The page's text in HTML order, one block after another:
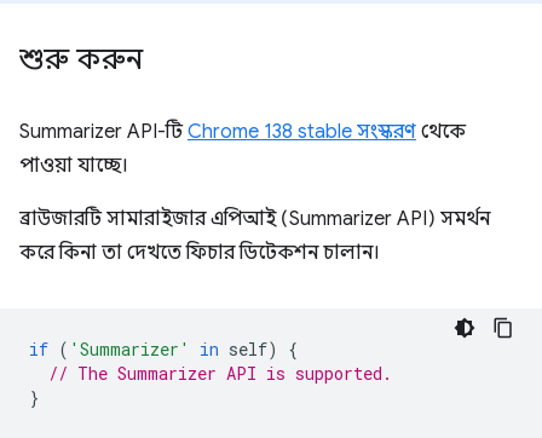
শুরু করুন
Summarizer API-টিChrome 138 stable সংস্করণ থেকে
পাওয়া যাচ্ছে।
ব্রাউজারটি সামারাইজার এপিআই (Summarizer API) সমর্থন
করে কিনা তা দেখতে ফিচার ডিটেকশন চালান।
if ( 'Summarizer' in self)
{
// The Summarizer API is supported.
}